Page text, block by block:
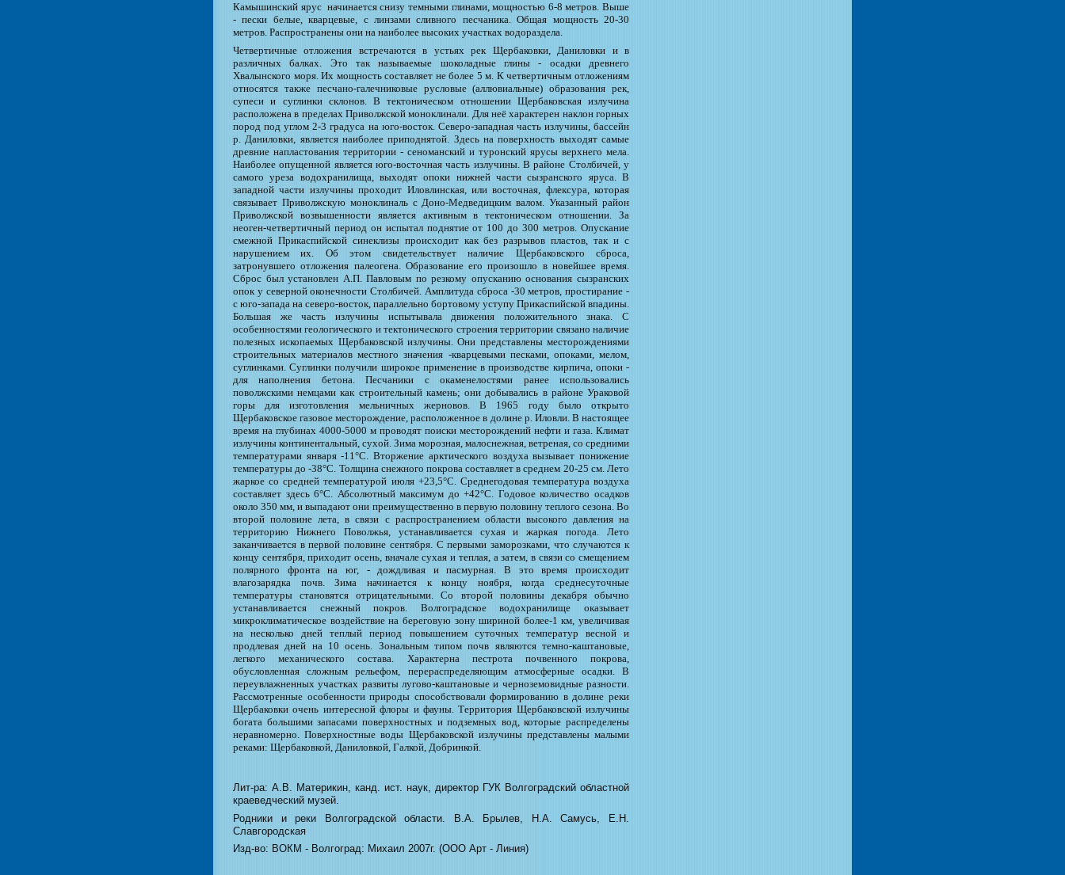
Камышинский ярус начинается снизу темными глинами, мощностью 6-8 метров. Выше
- пески белые, кварцевые, с линзами сливного песчаника. Общая мощность 20-30
метров. Распространены они на наиболее высоких участках водораздела.
Четвертичные отложения встречаются в устьях рек Щербаковки, Даниловки и в
различных балках. Это так называемые шоколадные глины - осадки древнего
Хвалынского моря. Их мощность составляет не более 5 м. К четвертичным отложениям
относятся также песчано-галечниковые русловые (аллювиальные) образования рек,
супеси и суглинки склонов. В тектоническом отношении Щербаковская излучина
расположена в пределах Приволжской моноклинали. Для неё характерен наклон горных
пород под углом 2-3 градуса на юго-восток. Северо-западная часть излучины, бассейн
р. Даниловки, является наиболее приподнятой. Здесь на поверхность выходят самые
древние напластования территории - сеноманский и туронский ярусы верхнего мела.
Наиболее опущенной является юго-восточная часть излучины. В районе Столбичей, у
самого уреза водохранилища, выходят опоки нижней части сызранского яруса. В
западной части излучины проходит Иловлинская, или восточная, флексура, которая
связывает Приволжскую моноклиналь с Доно-Медведицким валом. Указанный район
Приволжской возвышенности является активным в тектоническом отношении. За
неоген-четвертичный период он испытал поднятие от 100 до 300 метров. Опускание
смежной Прикаспийской синеклизы происходит как без разрывов пластов, так и с
нарушением их. Об этом свидетельствует наличие Щербаковского сброса,
затронувшего отложения палеогена. Образование его произошло в новейшее время.
Сброс был установлен А.П. Павловым по резкому опусканию основания сызранских
опок у северной оконечности Столбичей. Амплитуда сброса -30 метров, простирание -
с юго-запада на северо-восток, параллельно бортовому уступу Прикаспийской впадины.
Большая же часть излучины испытывала движения положительного знака. С
особенностями геологического и тектонического строения территории связано наличие
полезных ископаемых Щербаковской излучины. Они представлены месторождениями
строительных материалов местного значения -кварцевыми песками, опоками, мелом,
суглинками. Суглинки получили широкое применение в производстве кирпича, опоки -
для наполнения бетона. Песчаники с окаменелостями ранее использовались
поволжскими немцами как строительный камень; они добывались в районе Ураковой
горы для изготовления мельничных жерновов. В 1965 году было открыто
Щербаковское газовое месторождение, расположенное в долине р. Иловли. В настоящее
время на глубинах 4000-5000 м проводят поиски месторождений нефти и газа. Климат
излучины континентальный, сухой. Зима морозная, малоснежная, ветреная, со средними
температурами января -11°С. Вторжение арктического воздуха вызывает понижение
температуры до -38°С. Толщина снежного покрова составляет в среднем 20-25 см. Лето
жаркое со средней температурой июля +23,5°С. Среднегодовая температура воздуха
составляет здесь 6°С. Абсолютный максимум до +42°С. Годовое количество осадков
около 350 мм, и выпадают они преимущественно в первую половину теплого сезона. Во
второй половине лета, в связи с распространением области высокого давления на
территорию Нижнего Поволжья, устанавливается сухая и жаркая погода. Лето
заканчивается в первой половине сентября. С первыми заморозками, что случаются к
концу сентября, приходит осень, вначале сухая и теплая, а затем, в связи со смещением
полярного фронта на юг, - дождливая и пасмурная. В это время происходит
влагозарядка почв. Зима начинается к концу ноября, когда среднесуточные
температуры становятся отрицательными. Со второй половины декабря обычно
устанавливается снежный покров. Волгоградское водохранилище оказывает
микроклиматическое воздействие на береговую зону шириной более-1 км, увеличивая
на несколько дней теплый период повышением суточных температур весной и
продлевая дней на 10 осень. Зональным типом почв являются темно-каштановые,
легкого механического состава. Характерна пестрота почвенного покрова,
обусловленная сложным рельефом, перераспределяющим атмосферные осадки. В
переувлажненных участках развиты лугово-каштановые и черноземовидные разности.
Рассмотренные особенности природы способствовали формированию в долине реки
Щербаковки очень интересной флоры и фауны. Территория Щербаковской излучины
богата большими запасами поверхностных и подземных вод, которые распределены
неравномерно. Поверхностные воды Щербаковской излучины представлены малыми
реками: Щербаковкой, Даниловкой, Галкой, Добринкой.
Лит-ра: А.В. Материкин, канд. ист. наук, директор ГУК Волгоградский областной
краеведческий музей.
Родники и реки Волгоградской области. В.А. Брылев, Н.А. Самусь, Е.Н.
Славгородская
Изд-во: ВОКМ - Волгоград: Михаил 2007г. (ООО Арт - Линия)